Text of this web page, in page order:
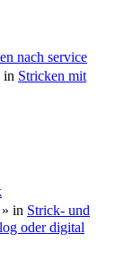
nach service
in Stricken mit
» in Strick- und
oder digital